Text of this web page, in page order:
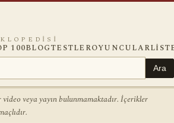
100BLOGTESTLEROYUNCULAR
Ara
veya yayın bulunmamaktadır. İçerikler